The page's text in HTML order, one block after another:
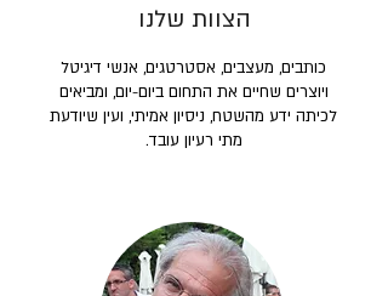
הצוות שלנו
כותבים, מעצבים, אסטרטגים, אנשי דיגיטל
ויוצרים שחיים את התחום ביום-יום, ומביאים
לכיתה ידע מהשטח, ניסיון אמיתי, ועין שיודעת
מתי רעיון עובד.